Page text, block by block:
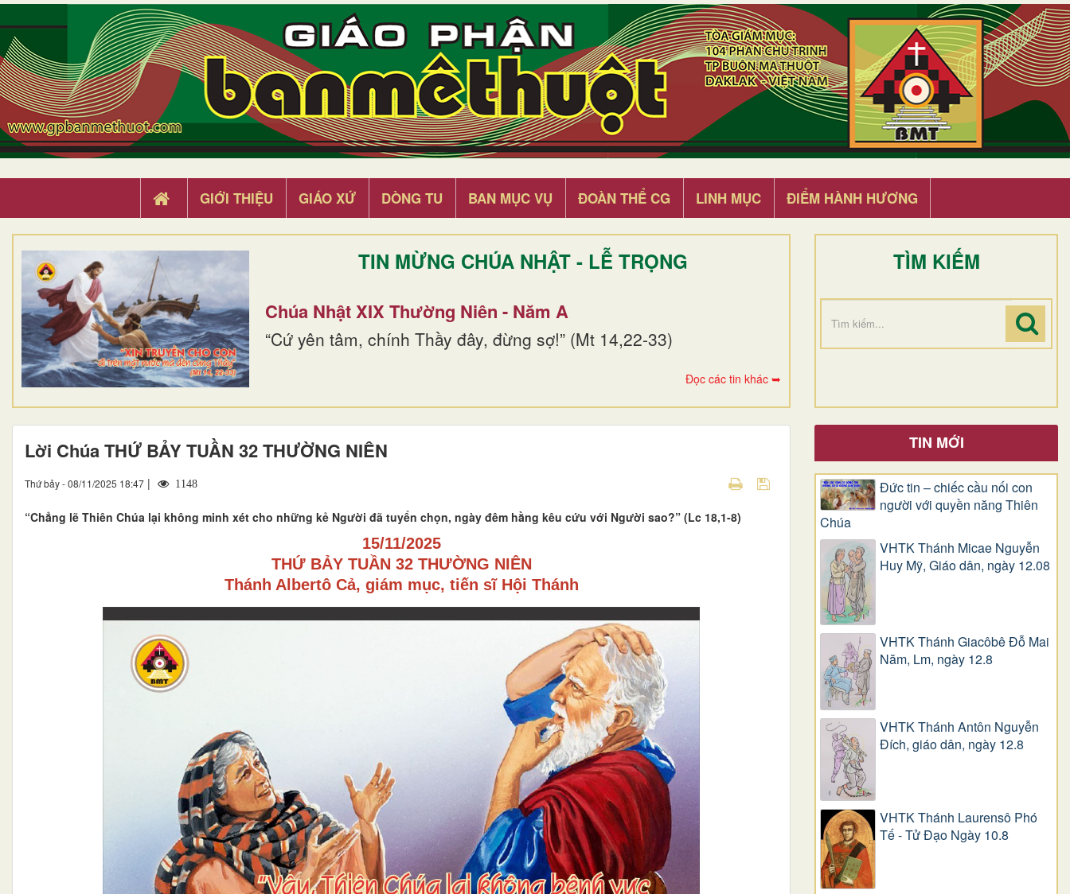
GIỚI THIỆU GIÁO XỨ DÒNG TU BAN MỤC VỤ ĐOÀN THỂ CG LINH MỤC ĐIỂM HÀNH HƯƠNG
TIN MỪNG CHÚA NHẬT - LỄ TRỌNG
Chúa Nhật XIX Thường Niên - Năm A
“Cứ yên tâm, chính Thầy đây, đừng sợ!” (Mt 14,22-33)
Đọc các tin khác ➥
TÌM KIẾM
Lời Chúa THỨ BẢY TUẦN 32 THƯỜNG NIÊN
Thứ bảy - 08/11/2025 18:47 | 1148
“Chẳng lẽ Thiên Chúa lại không minh xét cho những kẻ Người đã tuyển chọn, ngày đêm hằng kêu cứu với Người sao?” (Lc 18,1-8)
15/11/2025
THỨ BẢY TUẦN 32 THƯỜNG NIÊN
Thánh Albertô Cả, giám mục, tiến sĩ Hội Thánh
TIN MỚI
Đức tin – chiếc cầu nối con
người với quyền năng Thiên
Chúa
VHTK Thánh Micae Nguyễn
Huy Mỹ, Giáo dân, ngày 12.08
VHTK Thánh Giacôbê Ðỗ Mai
Năm, Lm, ngày 12.8
VHTK Thánh Antôn Nguyễn
Ðích, giáo dân, ngày 12.8
VHTK Thánh Laurensô Phó
Tế - Tử Đạo Ngày 10.8